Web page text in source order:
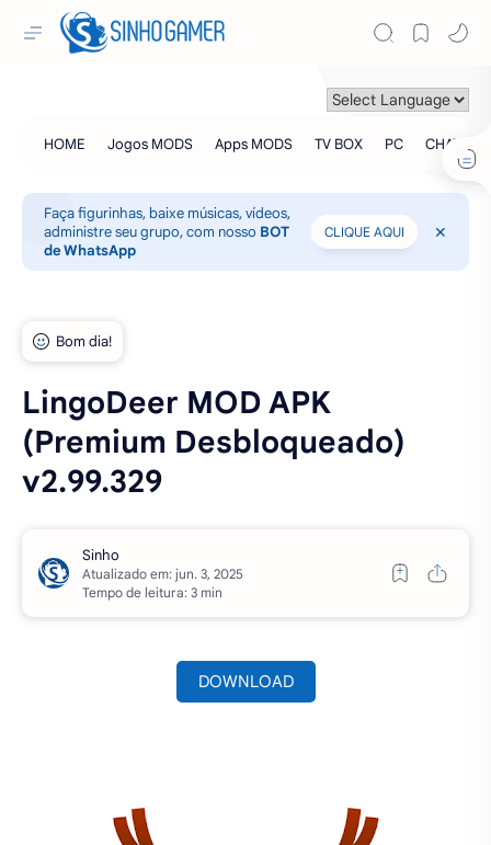
Faça figurinhas, baixe músicas, vídeos,
administre seu grupo, com nosso BOT
de WhatsApp
CLIQUE AQUI
LingoDeer MOD APK
(Premium Desbloqueado)
v2.99.329
Atualizado em:
Tempo de leitura: 3 min
DOWNLOAD